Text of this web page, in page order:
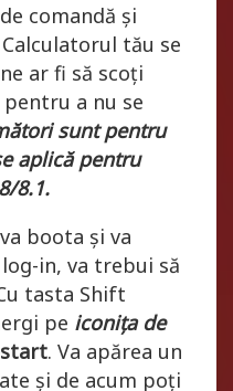
comandă și
tău se
ar fi să scoți
a nu se
sunt pentru
aplică pentru
8.1.
boota și va
in, va trebui să
tasta Shift
pe iconița de
. Va apărea un
și de acum poți